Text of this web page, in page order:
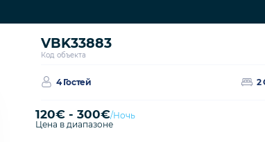
Калкан
Турция / Анталья
2 Ванные